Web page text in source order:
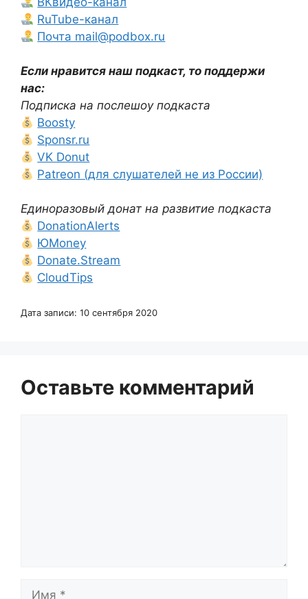
RuTube-канал
Почта mail@podbox.ru
Если нравится наш подкаст, то поддержи
нас:
Подписка на послешоу подкаста
Boosty
Sponsr.ru
VK Donut
Patreon (для слушателей не из России)
Единоразовый донат на развитие подкаста
DonationAlerts
ЮMoney
Donate.Stream
CloudTips
Дата записи: 10 сентября 2020
Оставьте комментарий
Имя